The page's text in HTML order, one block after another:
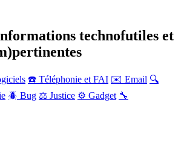
technofutiles et
☎️ Téléphonie et FAI ✉️ Email 🔍
🪲 Bug ⚖️ Justice ⚙️ Gadget 🔧